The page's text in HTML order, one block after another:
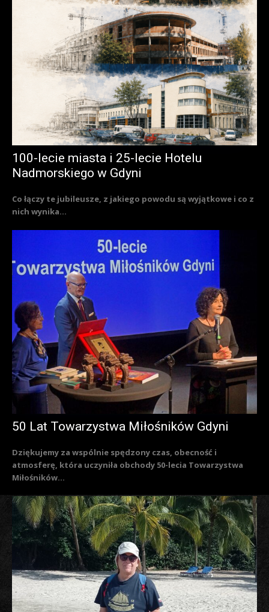
100-lecie miasta i 25-lecie Hotelu
Nadmorskiego w Gdyni
Co łączy te jubileusze, z jakiego powodu są wyjątkowe i co z
nich wynika...
50 Lat Towarzystwa Miłośników Gdyni
Dziękujemy za wspólnie spędzony czas, obecność i
atmosferę, która uczyniła obchody 50-lecia Towarzystwa
Miłośników...